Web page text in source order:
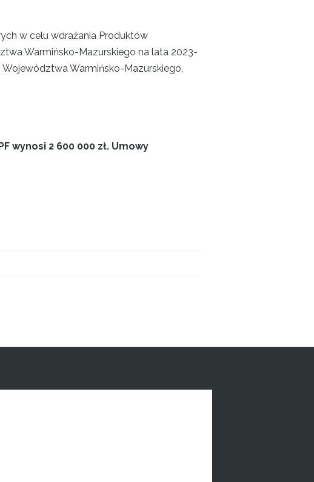
w celu wdrażania Produktów
Warmińsko-Mazurskiego na lata 2023-
Województwa Warmińsko-Mazurskiego,
wynosi 2 600 000 zł. Umowy